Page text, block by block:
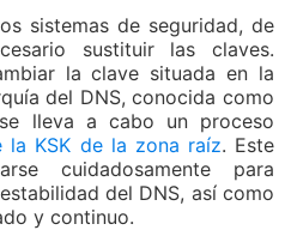
sistemas de seguridad, de
sustituir las claves.
la clave situada en la
del DNS, conocida como
se lleva a cabo un proceso
la KSK de la zona raíz. Este
cuidadosamente para
del DNS, así como
y continuo.